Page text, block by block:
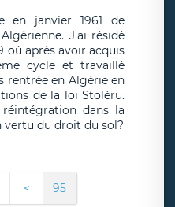
en janvier 1961 de
J'ai résidé
où après avoir acquis
cycle et travaillé
rentrée en Algérie en
de la loi Stoléru.
dans la
vertu du droit du sol?
< 95